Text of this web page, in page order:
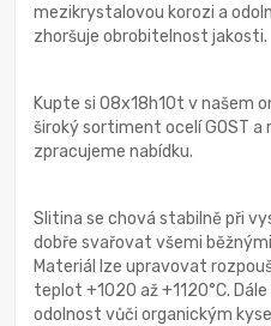
mezikrystalovou korozi a
zhoršuje obrobitelnost jakosti.
Kupte si 08x18h10t v našem
široký sortiment ocelí GOST a
zpracujeme nabídku.
Slitina se chová stabilně při
dobře svařovat všemi
Materiál lze upravovat
teplot +1020 až +1120°C.
odolnost vůči organickým